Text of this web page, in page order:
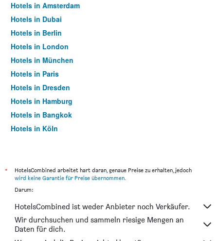
Hotels in Amsterdam
Hotels in Dubai
Hotels in Berlin
Hotels in London
Hotels in München
Hotels in Paris
Hotels in Dresden
Hotels in Hamburg
Hotels in Bangkok
Hotels in Köln
*
HotelsCombined arbeitet hart daran, genaue Preise zu erhalten, jedoch
wird keine Garantie für Preise übernommen.
Darum:
HotelsCombined ist weder Anbieter noch Verkäufer.
Wir durchsuchen und sammeln riesige Mengen an
Daten für dich.